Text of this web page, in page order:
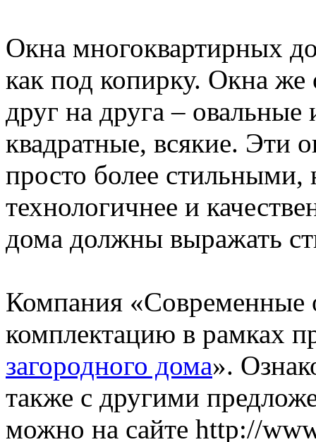
Окна многоквартирных
как под копирку. Окна
друг на друга –
квадратные, всякие. Эти
просто более стильными,
технологичнее и
дома должны выражать
Компания «Современные
комплектацию в рамках
загородного дома».
также с другими
можно на сайте http://